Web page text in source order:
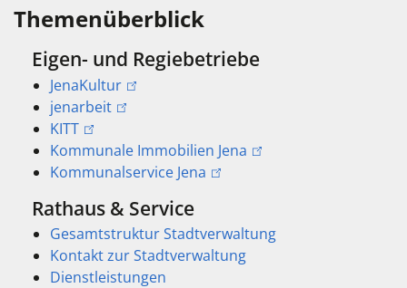
Themenüberblick
Eigen- und Regiebetriebe
JenaKultur
jenarbeit
KITT
Kommunale Immobilien Jena
Kommunalservice Jena
Rathaus & Service
Gesamtstruktur Stadtverwaltung
Kontakt zur Stadtverwaltung
Dienstleistungen